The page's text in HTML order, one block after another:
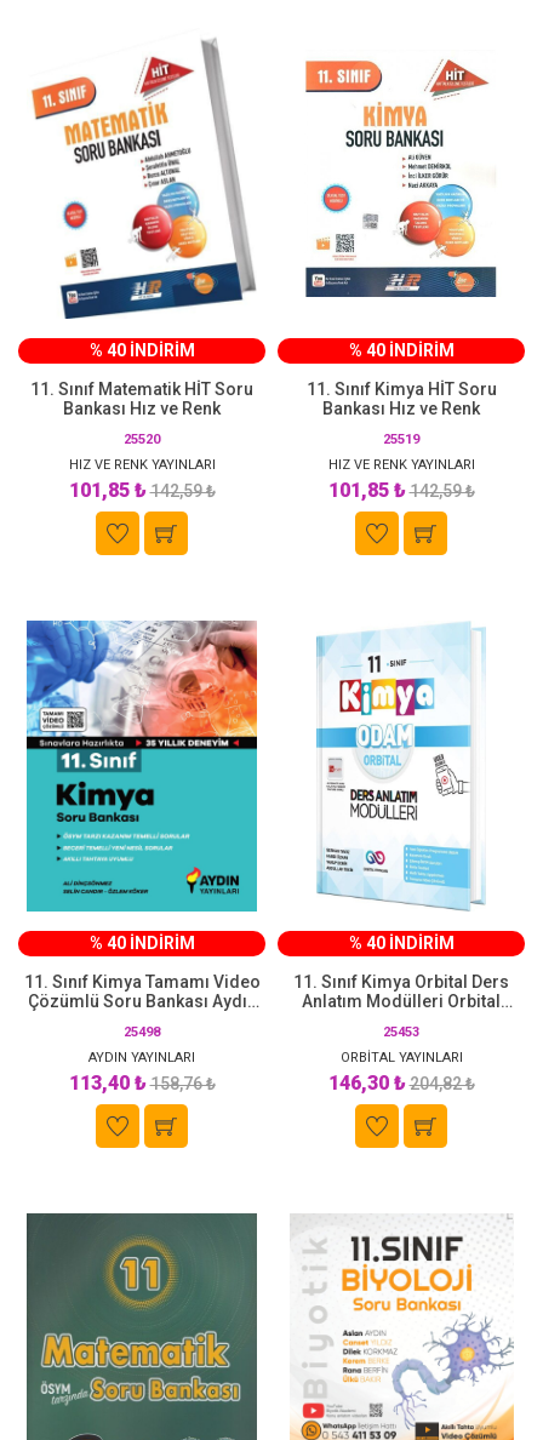
% 40 İNDİRİM
11. Sınıf Matematik HİT Soru
Bankası Hız ve Renk
25520
HIZ VE RENK YAYINLARI
101,85 ₺142,59 ₺
% 40 İNDİRİM
11. Sınıf Kimya HİT Soru
Bankası Hız ve Renk
25519
HIZ VE RENK YAYINLARI
101,85 ₺142,59 ₺
% 40 İNDİRİM
11. Sınıf Kimya Tamamı Video
Çözümlü Soru Bankası Aydın
25498
AYDIN YAYINLARI
113,40 ₺158,76 ₺
% 40 İNDİRİM
11. Sınıf Kimya Orbital Ders
Anlatım Modülleri Orbital
25453
ORBİTAL YAYINLARI
146,30 ₺204,82 ₺